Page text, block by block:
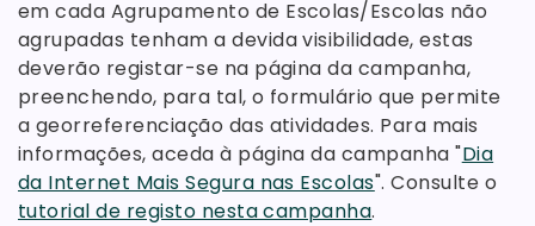
em cada Agrupamento de Escolas/Escolas não
agrupadas tenham a devida visibilidade, estas
deverão registar-se na página da campanha,
preenchendo, para tal, o formulário que permite
a georreferenciação das atividades. Para mais
informações, aceda à página da campanha "Dia
da Internet Mais Segura nas Escolas". Consulte o
tutorial de registo nesta campanha.